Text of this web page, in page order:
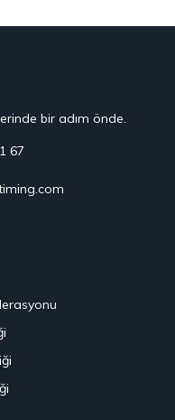
bir adım önde.
67